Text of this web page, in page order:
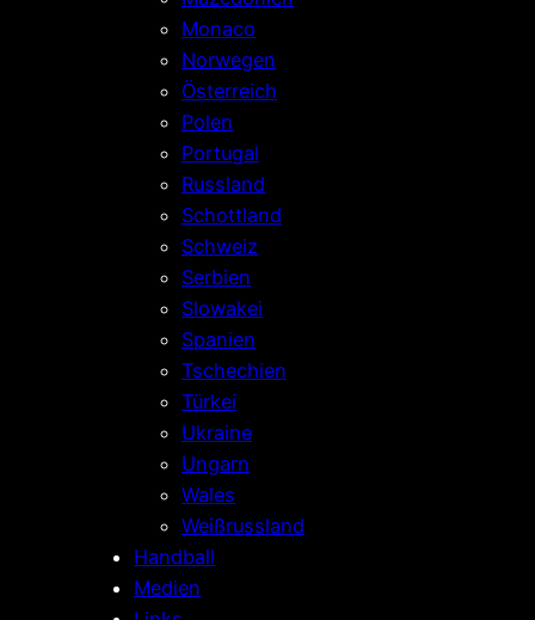
Monaco
Norwegen
Österreich
Polen
Portugal
Russland
Schottland
Schweiz
Serbien
Slowakei
Spanien
Tschechien
Türkei
Ukraine
Ungarn
Wales
Weißrussland
Handball
Medien